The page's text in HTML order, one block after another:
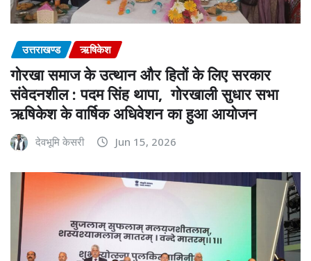
उत्तराखण्ड ऋषिकेश
गोरखा समाज के उत्थान और हितों के लिए सरकार
संवेदनशील : पदम सिंह थापा, गोरखाली सुधार सभा
ऋषिकेश के वार्षिक अधिवेशन का हुआ आयोजन
देवभूमि केसरी Jun 15, 2026